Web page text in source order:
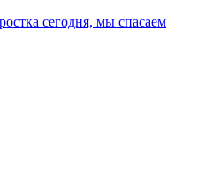
сегодня, мы спасаем